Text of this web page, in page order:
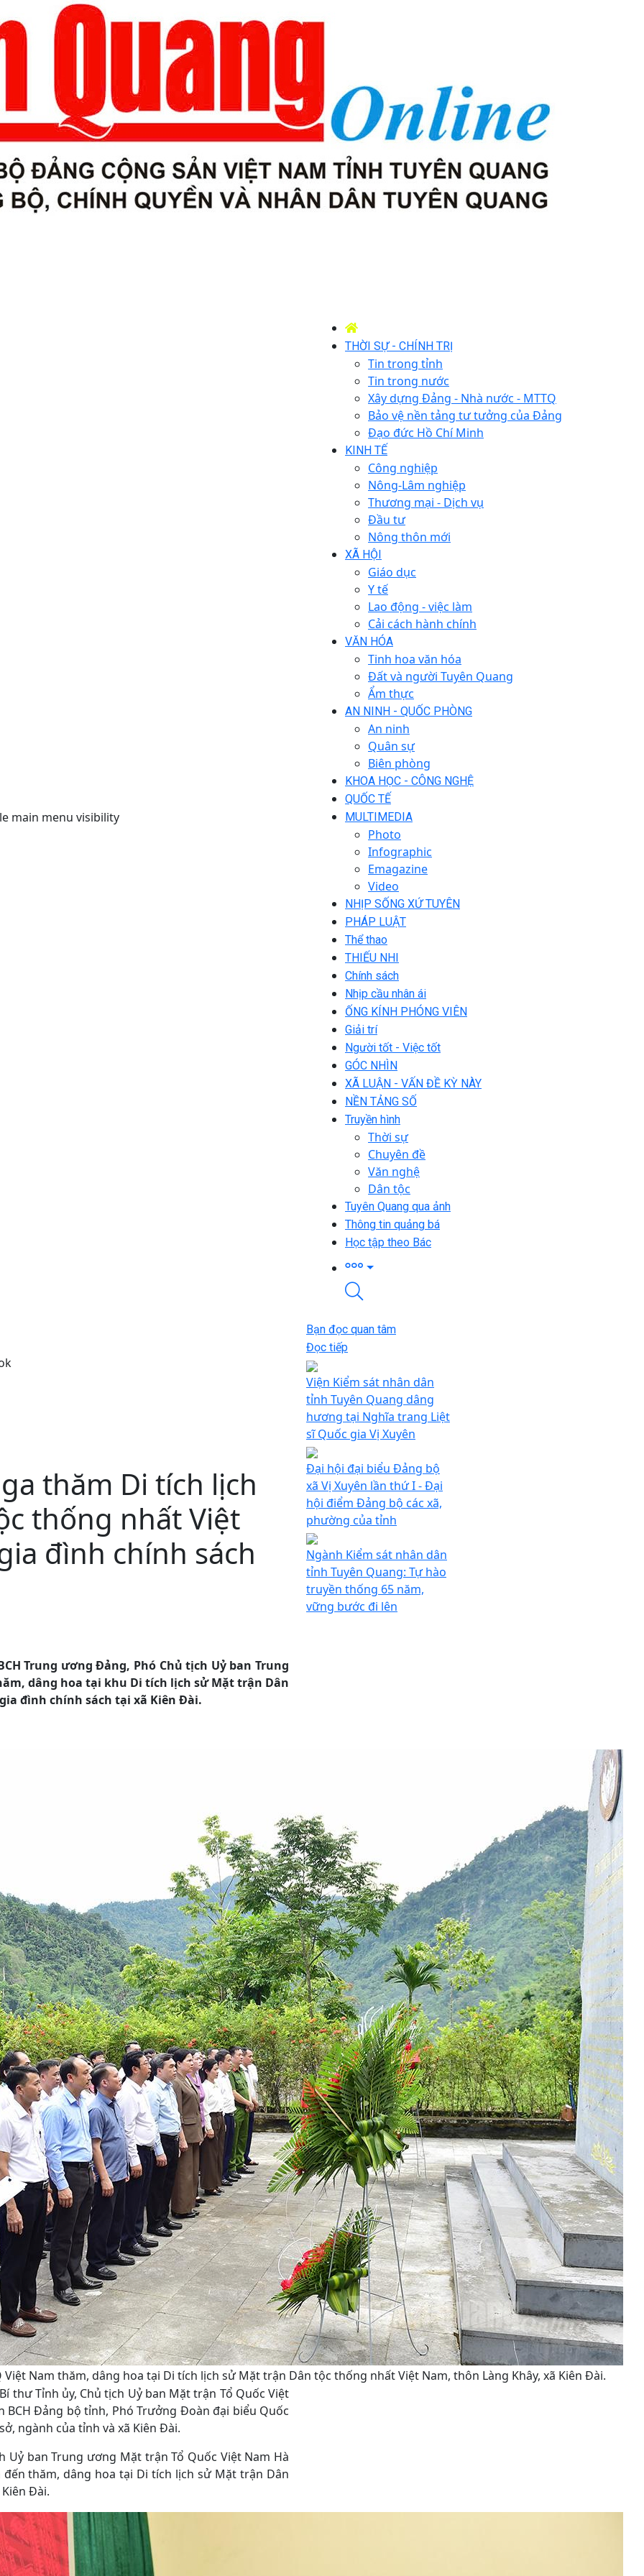
main menu visibility
THỜI SỰ - CHÍNH TRỊ
Tin trong tỉnh
Tin trong nước
Xây dựng Đảng - Nhà nước - MTTQ
Bảo vệ nền tảng tư tưởng của Đảng
Đạo đức Hồ Chí Minh
KINH TẾ
Công nghiệp
Nông-Lâm nghiệp
Thương mại - Dịch vụ
Đầu tư
Nông thôn mới
XÃ HỘI
Giáo dục
Y tế
Lao động - việc làm
Cải cách hành chính
VĂN HÓA
Tinh hoa văn hóa
Đất và người Tuyên Quang
Ẩm thực
AN NINH - QUỐC PHÒNG
An ninh
Quân sự
Biên phòng
KHOA HỌC - CÔNG NGHỆ
QUỐC TẾ
MULTIMEDIA
Photo
Infographic
Emagazine
Video
NHỊP SỐNG XỨ TUYÊN
PHÁP LUẬT
Thể thao
THIẾU NHI
Chính sách
Nhịp cầu nhân ái
ỐNG KÍNH PHÓNG VIÊN
Giải trí
Người tốt - Việc tốt
GÓC NHÌN
XÃ LUẬN - VẤN ĐỀ KỲ NÀY
NỀN TẢNG SỐ
Truyền hình
Thời sự
Chuyên đề
Văn nghệ
Dân tộc
Tuyên Quang qua ảnh
Thông tin quảng bá
Học tập theo Bác
thăm Di tích lịch
thống nhất Việt
đình chính sách
Trung ương Đảng, Phó Chủ tịch Uỷ ban Trung
dâng hoa tại khu Di tích lịch sử Mặt trận Dân
đình chính sách tại xã Kiên Đài.
Nam thăm, dâng hoa tại Di tích lịch sử Mặt trận Dân tộc thống nhất Việt Nam, thôn Làng Khây, xã Kiên Đài.
thư Tỉnh ủy, Chủ tịch Uỷ ban Mặt trận Tổ Quốc Việt
BCH Đảng bộ tỉnh, Phó Trưởng Đoàn đại biểu Quốc
ngành của tỉnh và xã Kiên Đài.
ban Trung ương Mặt trận Tổ Quốc Việt Nam Hà
thăm, dâng hoa tại Di tích lịch sử Mặt trận Dân
Đài.
Bạn đọc quan tâm
Đọc tiếp
Viện Kiểm sát nhân dân
tỉnh Tuyên Quang dâng
hương tại Nghĩa trang Liệt
sĩ Quốc gia Vị Xuyên
Đại hội đại biểu Đảng bộ
xã Vị Xuyên lần thứ I - Đại
hội điểm Đảng bộ các xã,
phường của tỉnh
Ngành Kiểm sát nhân dân
tỉnh Tuyên Quang: Tự hào
truyền thống 65 năm,
vững bước đi lên